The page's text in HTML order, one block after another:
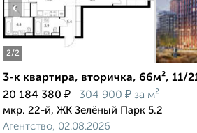
2/2
‹
3-к квартира, вторичка, 66м², 11/
20 184 380 ₽ 304 900 ₽ за м²
мкр. 22-й, ЖК Зелёный Парк 5.2
Агентство, 02.08.2026